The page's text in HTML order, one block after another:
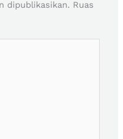
dipublikasikan. Ruas